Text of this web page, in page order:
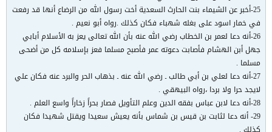
25-أخبر عن الشيماء بنت الحارث السعدية أخت رسول الله من الرضاع أنها قد رفعت
في خمار اسود على بغله شهباء فكان كذلك .رواه أبو نعيم .
26-أنه دعا لعمر بن الخطاب رضي الله عنه بأن الله تعالى يعز به الأسلام أبابي
جهل أبن الهشام فأصابت دعوته عمر فأصبح مسلما فعز بإسلامه كل من أضحى
مسلما .
27-أنه دعا لعلي بن أبي طالب ـ رضي الله عنه ـ بذهاب الحر والبرد عنه فكان علي
لايجد حرا ولا بردا ،رواه البيهقي .
28-أنه دعا لابن عباس بفقه الدين وعلم التأويل فصار بحراً زخاراً واسع العلم .
29- أنه دعا لثابت بن قيس بن شماس بأنه يعيش سعيدا ويقتل شهيدا فكان